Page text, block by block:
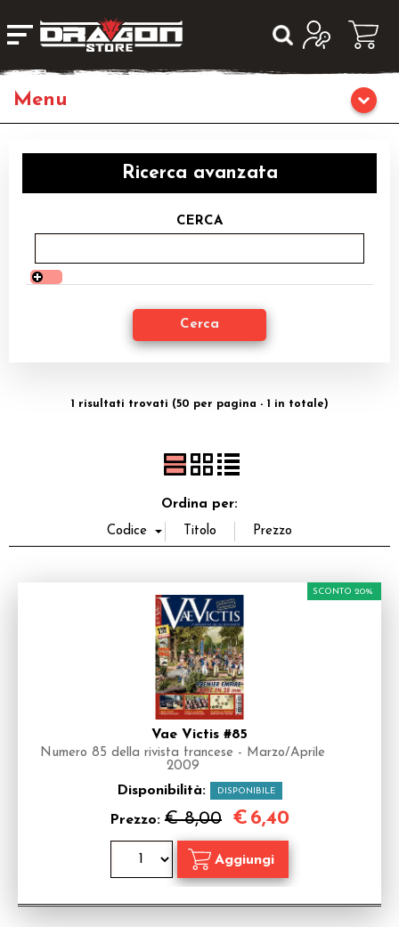
Giochi di Ruolo
Librigame
Editoria
Giochi di Carte Collezionabili
Ricerca avanzata
CERCA
1 risultati trovati (50 per pagina - 1 in totale)
Ordina per:
Vae Victis #85
Numero 85 della rivista francese - Marzo/Aprile
2009
Disponibilità: DISPONIBILE
Prezzo: € 8,00
SCONTO 20%
€ 6,40